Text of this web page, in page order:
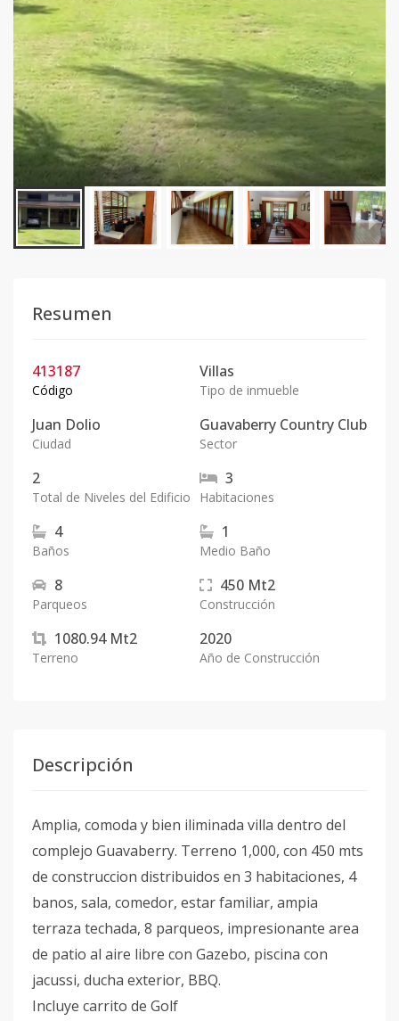
Resumen
413187
Código
Villas
Tipo de inmueble
Juan Dolio
Ciudad
Guavaberry Country Club
Sector
2
Total de Niveles del Edificio
3
Habitaciones
4
Baños
1
Medio Baño
8
Parqueos
450 Mt2
Construcción
1080.94 Mt2
Terreno
2020
Año de Construcción
Descripción
Amplia, comoda y bien iliminada villa dentro del
complejo Guavaberry. Terreno 1,000, con 450 mts
de construccion distribuidos en 3 habitaciones, 4
banos, sala, comedor, estar familiar, ampia
terraza techada, 8 parqueos, impresionante area
de patio al aire libre con Gazebo, piscina con
jacussi, ducha exterior, BBQ.
Incluye carrito de Golf